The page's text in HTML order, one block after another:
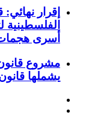
إقرار
الفلسطينية
أسرى هجمات 7 أكتوبر
مشروع
يشملها